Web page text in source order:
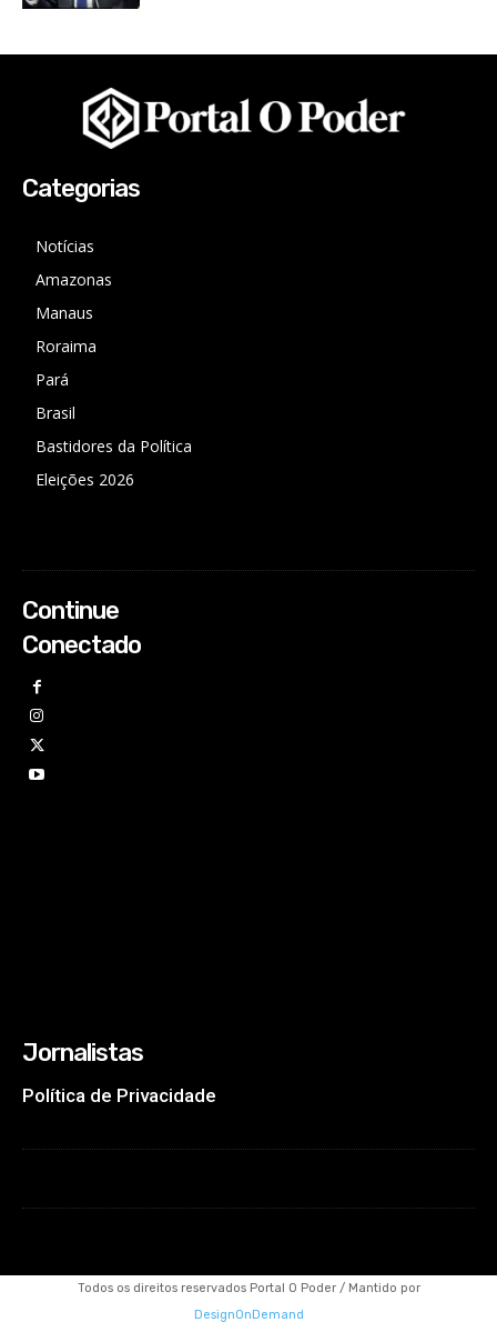
Categorias
Notícias
Amazonas
Manaus
Roraima
Pará
Brasil
Bastidores da Política
Eleições 2026
Continue
Conectado
Jornalistas
Política de Privacidade
Todos os direitos reservados Portal O Poder / Mantido por
DesignOnDemand